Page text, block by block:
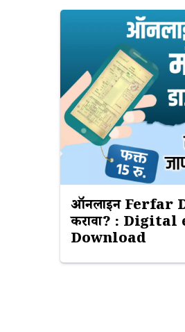
ऑनलाईन Ferfar
करावा? :
Download